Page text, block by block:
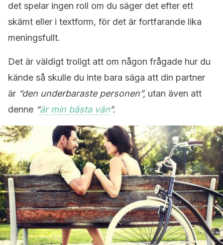
det spelar ingen roll om du säger det efter ett
skämt eller i textform, för det är fortfarande lika
meningsfullt.
Det är väldigt troligt att om någon frågade hur du
kände så skulle du inte bara säga att din partner
är “den underbaraste personen”, utan även att
denne “är min bästa vän“.